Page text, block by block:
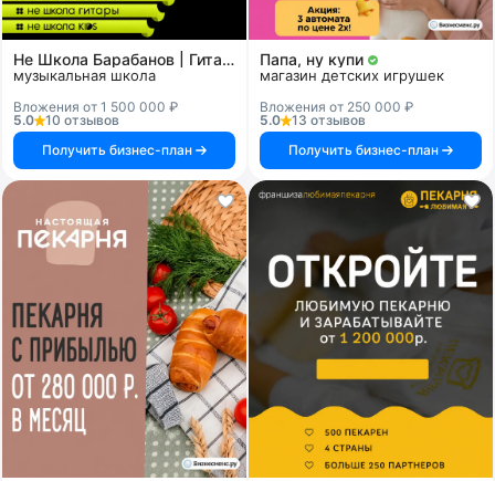
Не Школа Барабанов | Гитары | Вокала | KIDS
музыкальная школа
Вложения от 1 500 000 ₽
5.0
10 отзывов
Получить бизнес-план
Папа, ну купи
магазин детских игрушек
Вложения от 250 000 ₽
5.0
13 отзывов
Получить бизнес-план